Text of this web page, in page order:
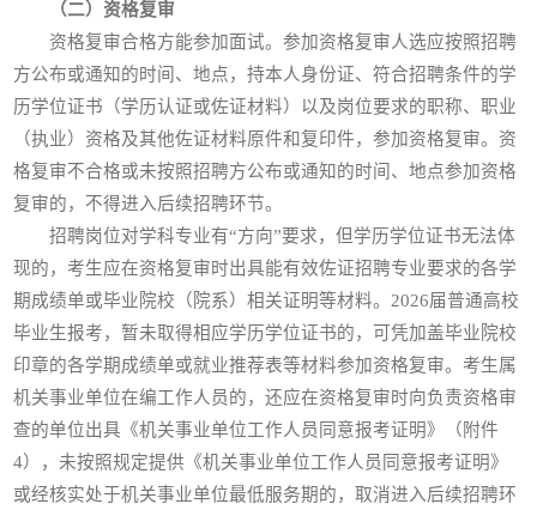
（二）资格复审
资格复审合格方能参加面试。参加资格复审人选应按照招聘
方公布或通知的时间、地点，持本人身份证、符合招聘条件的学
历学位证书（学历认证或佐证材料）以及岗位要求的职称、职业
（执业）资格及其他佐证材料原件和复印件，参加资格复审。资
格复审不合格或未按照招聘方公布或通知的时间、地点参加资格
复审的，不得进入后续招聘环节。
招聘岗位对学科专业有“方向”要求，但学历学位证书无法体
现的，考生应在资格复审时出具能有效佐证招聘专业要求的各学
期成绩单或毕业院校（院系）相关证明等材料。2026届普通高校
毕业生报考，暂未取得相应学历学位证书的，可凭加盖毕业院校
印章的各学期成绩单或就业推荐表等材料参加资格复审。考生属
机关事业单位在编工作人员的，还应在资格复审时向负责资格审
查的单位出具《机关事业单位工作人员同意报考证明》（附件
4），未按照规定提供《机关事业单位工作人员同意报考证明》
或经核实处于机关事业单位最低服务期的，取消进入后续招聘环